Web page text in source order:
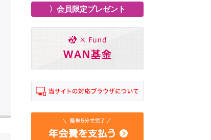
〉会員限定プレゼント